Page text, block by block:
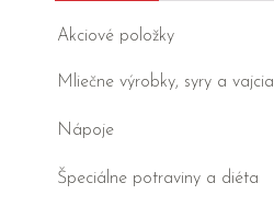
Akciové položky
Mliečne výrobky, syry a vajcia
Nápoje
Špeciálne potraviny a diéta